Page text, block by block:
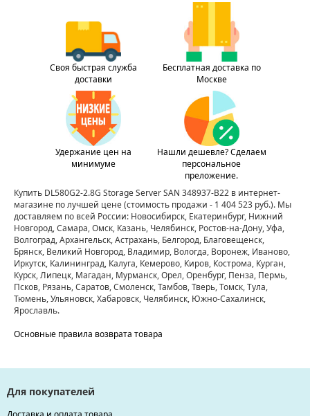
Своя быстрая служба
доставки
Бесплатная доставка по
Москве
Удержание цен на
минимуме
Нашли дешевле? Сделаем
персональное
преложение.
Купить DL580G2-2.8G Storage Server SAN 348937-B22 в интернет-
магазине по лучшей цене(стоимость продажи - 1 404 523 руб.). Мы
доставляем по всей России: Новосибирск, Екатеринбург, Нижний
Новгород, Самара, Омск, Казань, Челябинск, Ростов-на-Дону, Уфа,
Волгоград, Архангельск, Астрахань, Белгород, Благовещенск,
Брянск, Великий Новгород, Владимир, Вологда, Воронеж, Иваново,
Иркутск, Калининград, Калуга, Кемерово, Киров, Кострома, Курган,
Курск, Липецк, Магадан, Мурманск, Орел, Оренбург, Пенза, Пермь,
Псков, Рязань, Саратов, Смоленск, Тамбов, Тверь, Томск, Тула,
Тюмень, Ульяновск, Хабаровск, Челябинск, Южно-Сахалинск,
Ярославль.
Основные правила возврата товара
Для покупателей